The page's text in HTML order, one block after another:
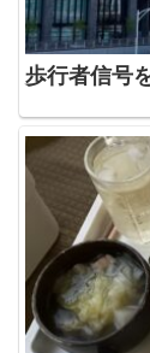
歩行者信号